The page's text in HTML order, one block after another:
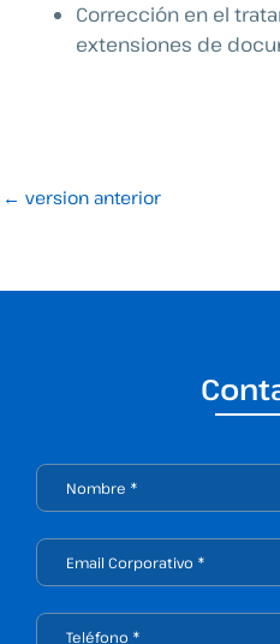
Corrección en el
extensiones de
← version anterior